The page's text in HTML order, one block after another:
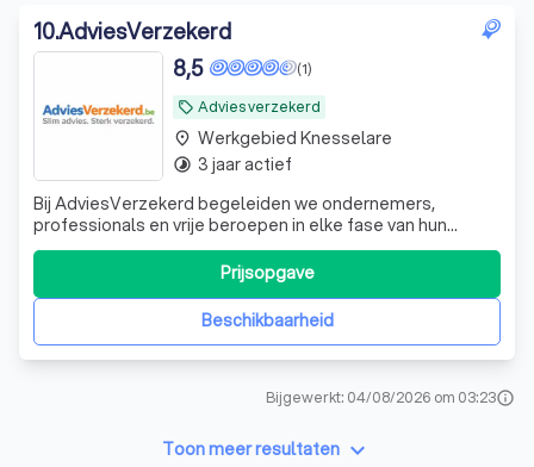
10.AdviesVerzekerd
local_offer Advies verzekerd
(1)
8,5
Bij AdviesVerzekerd begeleiden we ondernemers,
professionals en vrije beroepen in elke fase van hun
carrière. Start u net? We helpen u stap voor stap bij het
afsluiten van de juiste verzekeringen en maken helder wat
écht belangrijk is om zorgeloos te kunnen starten. Bent u
al langer actief? We anaBeschikbaarheid
Prijsopgave
place Werkgebied Knesselare
timelapse 3 jaar actief
Bijgewerkt: 04/08/2026 om 03:23info
Toon meer resultaten keyboard_arrow_down